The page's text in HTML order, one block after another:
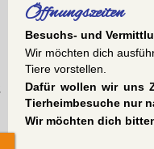
Öffnungszeiten
Besuchs- und
Wir möchten dich
Tiere vorstellen.
Dafür wollen wir uns
Tierheimbesuche nur
Wir möchten dich